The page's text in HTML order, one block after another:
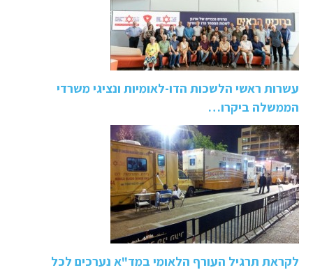
עשרות ראשי הלשכות הדו-לאומיות ונציגי משרדי
הממשלה ביקרו…
לקראת תרגיל העורף הלאומי במד"א נערכים לכל